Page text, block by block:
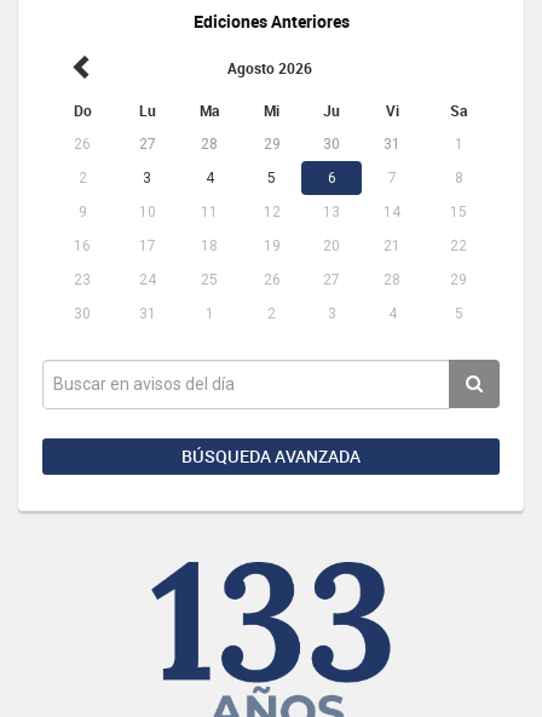
Ediciones Anteriores
Agosto 2026
Do Lu Ma Mi Ju Vi Sa
26 27 28 29 30 31
1
2
3 4 5 6 7
8
9
10 11 12 13 14
15
16
17 18 19 20 21
22
23
24 25 26 27 28
29
30
31 1 2 3 4 5
BÚSQUEDA AVANZADA